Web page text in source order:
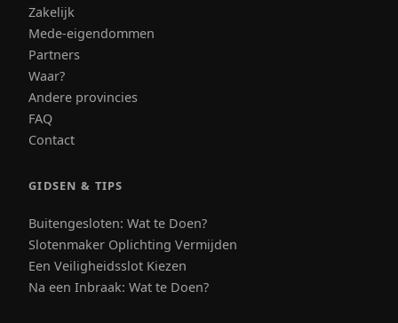
Zakelijk
Mede-eigendommen
Partners
Waar?
Andere provincies
FAQ
Contact
GIDSEN & TIPS
Buitengesloten: Wat te Doen?
Slotenmaker Oplichting Vermijden
Een Veiligheidsslot Kiezen
Na een Inbraak: Wat te Doen?